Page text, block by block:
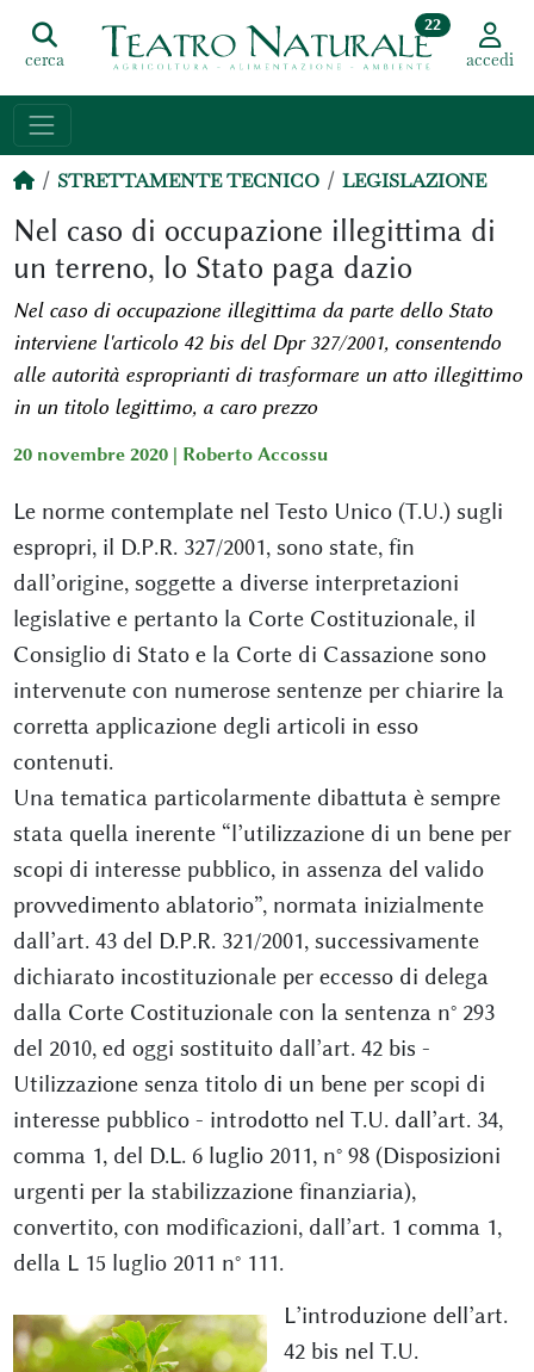
cerca
22
accedi
STRETTAMENTE TECNICO LEGISLAZIONE
Nel caso di occupazione illegittima di
un terreno, lo Stato paga dazio
Nel caso di occupazione illegittima da parte dello Stato
interviene l'articolo 42 bis del Dpr 327/2001, consentendo
alle autorità esproprianti di trasformare un atto illegittimo
in un titolo legittimo, a caro prezzo
20 novembre 2020 | Roberto Accossu
Le norme contemplate nel Testo Unico (T.U.) sugli
espropri, il D.P.R. 327/2001, sono state, fin
dall’origine, soggette a diverse interpretazioni
legislative e pertanto la Corte Costituzionale, il
Consiglio di Stato e la Corte di Cassazione sono
intervenute con numerose sentenze per chiarire la
corretta applicazione degli articoli in esso
contenuti.
Una tematica particolarmente dibattuta è sempre
stata quella inerente “l’utilizzazione di un bene per
scopi di interesse pubblico, in assenza del valido
provvedimento ablatorio”, normata inizialmente
dall’art. 43 del D.P.R. 321/2001, successivamente
dichiarato incostituzionale per eccesso di delega
dalla Corte Costituzionale con la sentenza n° 293
del 2010, ed oggi sostituito dall’art. 42 bis -
Utilizzazione senza titolo di un bene per scopi di
interesse pubblico - introdotto nel T.U. dall’art. 34,
comma 1, del D.L. 6 luglio 2011, n° 98 (Disposizioni
urgenti per la stabilizzazione finanziaria),
convertito, con modificazioni, dall’art. 1 comma 1,
della L 15 luglio 2011 n° 111.
L’introduzione dell’art.
42 bis nel T.U.